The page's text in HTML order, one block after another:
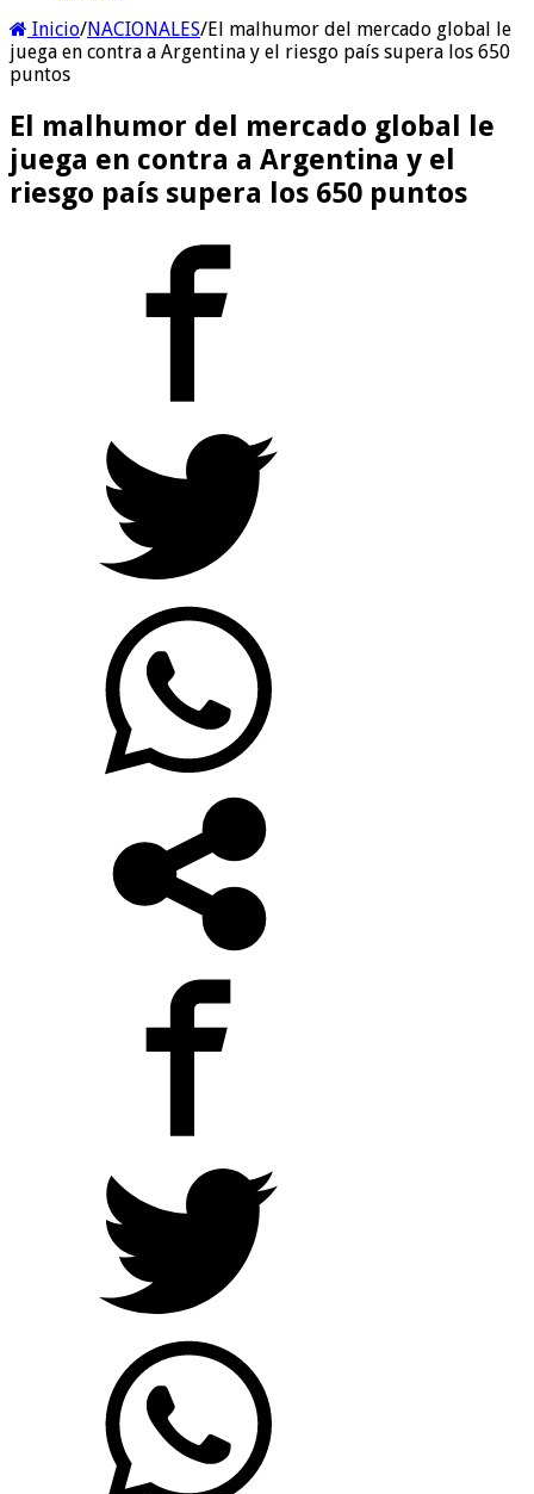
Inicio/NACIONALES/El malhumor del mercado global le
juega en contra a Argentina y el riesgo país supera los 650
puntos
El malhumor del mercado global le
juega en contra a Argentina y el
riesgo país supera los 650 puntos